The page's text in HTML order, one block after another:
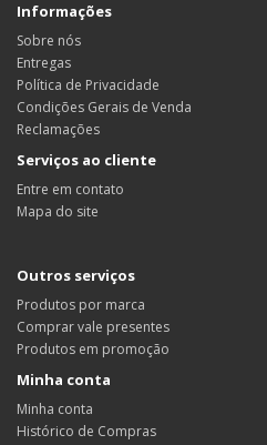
Informações
Sobre nós
Entregas
Política de Privacidade
Condições Gerais de Venda
Reclamações
Serviços ao cliente
Entre em contato
Mapa do site
Outros serviços
Produtos por marca
Comprar vale presentes
Produtos em promoção
Minha conta
Minha conta
Histórico de Compras